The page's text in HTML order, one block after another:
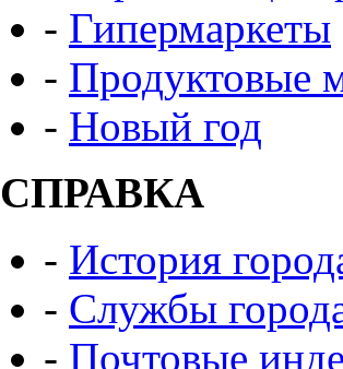
- Гипермаркеты
- Продуктовые
- Новый год
СПРАВКА
- История
- Службы
- Почтовые